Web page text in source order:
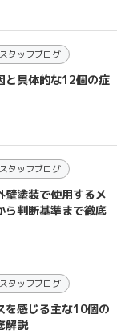
タッフブログ
と具体的な12個の症
タッフブログ
壁塗装で使用するメ
ら判断基準まで徹底
タッフブログ
を感じる主な10個の
解説